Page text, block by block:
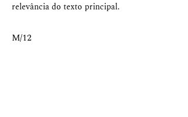
relevância do texto principal.
M/12